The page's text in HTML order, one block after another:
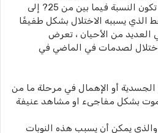
المفرط إلى تفاقم الأعراض. تكون النسبة فيما بين من 25? إلى
الذي يسببه الاختلال بشكل طفيفًا
العديد من الأحيان ، تعرض
لصدمات في الماضي في
الجسدية أو الإهمال في مرحلة ما من
يموت بشكل مفاجىء او مشاهد عنيفة
يمكن أن يسبب هذه النوبات